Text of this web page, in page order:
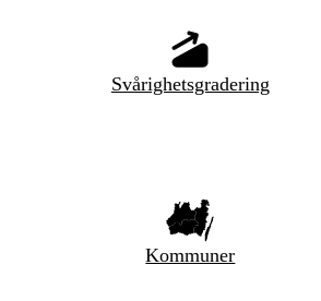
Svårighetsgradering
Kommuner